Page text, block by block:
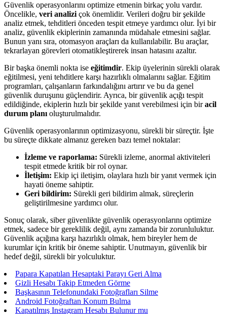
Güvenlik operasyonlarını optimize etmenin birkaç yolu vardır.
Öncelikle, veri analizi çok önemlidir. Verileri doğru bir şekilde
analiz etmek, tehditleri önceden tespit etmeye yardımcı olur. İyi bir
analiz, güvenlik ekiplerinin zamanında müdahale etmesini sağlar.
Bunun yanı sıra, otomasyon araçları da kullanılabilir. Bu araçlar,
tekrarlayan görevleri otomatikleştirerek insan hatasını azaltır.
Bir başka önemli nokta ise eğitimdir. Ekip üyelerinin sürekli olarak
eğitilmesi, yeni tehditlere karşı hazırlıklı olmalarını sağlar. Eğitim
programları, çalışanların farkındalığını artırır ve bu da genel
güvenlik duruşunu güçlendirir. Ayrıca, bir güvenlik açığı tespit
edildiğinde, ekiplerin hızlı bir şekilde yanıt verebilmesi için biracil
durum planı oluşturulmalıdır.
Güvenlik operasyonlarının optimizasyonu, sürekli bir süreçtir. İşte
bu süreçte dikkate almanız gereken bazı temel noktalar:
İzleme ve raporlama: Sürekli izleme, anormal aktiviteleri
tespit etmede kritik bir rol oynar.
İletişim: Ekip içi iletişim, olaylara hızlı bir yanıt vermek için
hayati öneme sahiptir.
Geri bildirim: Sürekli geri bildirim almak, süreçlerin
geliştirilmesine yardımcı olur.
Sonuç olarak, siber güvenlikte güvenlik operasyonlarını optimize
etmek, sadece bir gereklilik değil, aynı zamanda bir zorunluluktur.
Güvenlik açığına karşı hazırlıklı olmak, hem bireyler hem de
kurumlar için kritik bir öneme sahiptir. Unutmayın, güvenlik bir
hedef değil, sürekli bir yolculuktur.
Papara Kapatılan Hesaptaki Parayı Geri Alma
Gizli Hesabı Takip Etmeden Görme
Başkasının Telefonundaki Fotoğrafları Silme
Android Fotoğraftan Konum Bulma
Kapatılmış Instagram Hesabı Bulunur mu